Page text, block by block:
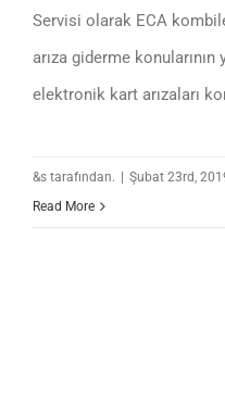
Servisi olarak ECA
arıza giderme
elektronik kart arızaları
&s tarafından. Şubat 23rd,
Read More